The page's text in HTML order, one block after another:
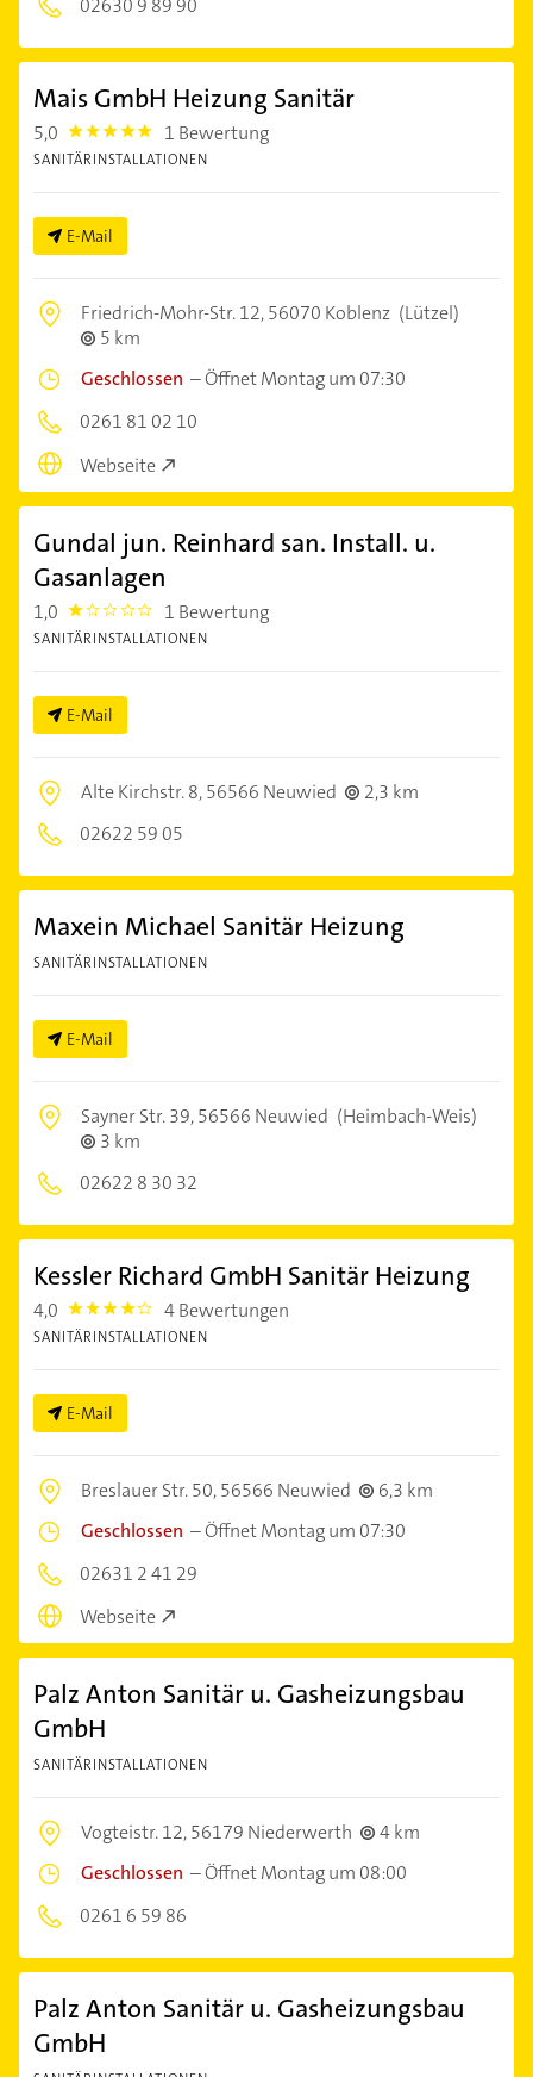
02630 9 89 90
Mais GmbH Heizung Sanitär
5,0 5.0 1 Bewertung
SANITÄRINSTALLATIONEN
E-Mail
Friedrich-Mohr-Str. 12,56070 Koblenz (Lützel)
5 km
Geschlossen –Öffnet Montag um 07:30
0261 81 02 10
Webseite
Gundal jun. Reinhard san. Install. u.
Gasanlagen
1,0 1.0 1 Bewertung
SANITÄRINSTALLATIONEN
E-Mail
Alte Kirchstr. 8,56566 Neuwied
2,3 km
02622 59 05
Maxein Michael Sanitär Heizung
SANITÄRINSTALLATIONEN
E-Mail
Sayner Str. 39,56566 Neuwied (Heimbach-Weis)
3 km
02622 8 30 32
Kessler Richard GmbH Sanitär Heizung
4,0 4.0 4 Bewertungen
SANITÄRINSTALLATIONEN
E-Mail
Breslauer Str. 50,56566 Neuwied
6,3 km
Geschlossen –Öffnet Montag um 07:30
02631 2 41 29
Webseite
Palz Anton Sanitär u. Gasheizungsbau
GmbH
SANITÄRINSTALLATIONEN
Vogteistr. 12,56179 Niederwerth
4 km
Geschlossen –Öffnet Montag um 08:00
0261 6 59 86
Palz Anton Sanitär u. Gasheizungsbau
GmbH